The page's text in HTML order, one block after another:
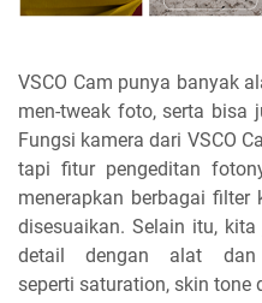
VSCO Cam punya banyak
men-tweak foto, serta bisa
Fungsi kamera dari VSCO
tapi fitur pengeditan
menerapkan berbagai filter
disesuaikan. Selain itu,
detail dengan alat dan
seperti saturation, skin tone